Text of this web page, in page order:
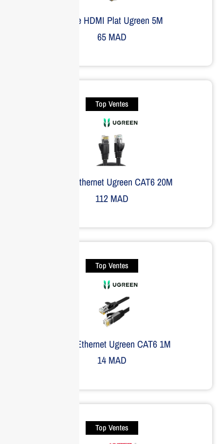
Câble HDMI Plat Ugreen 5M
65MAD
Top Ventes
Câble Ethernet Ugreen CAT6 20M
112MAD
Top Ventes
Câble Ethernet Ugreen CAT6 1M
14MAD
Top Ventes